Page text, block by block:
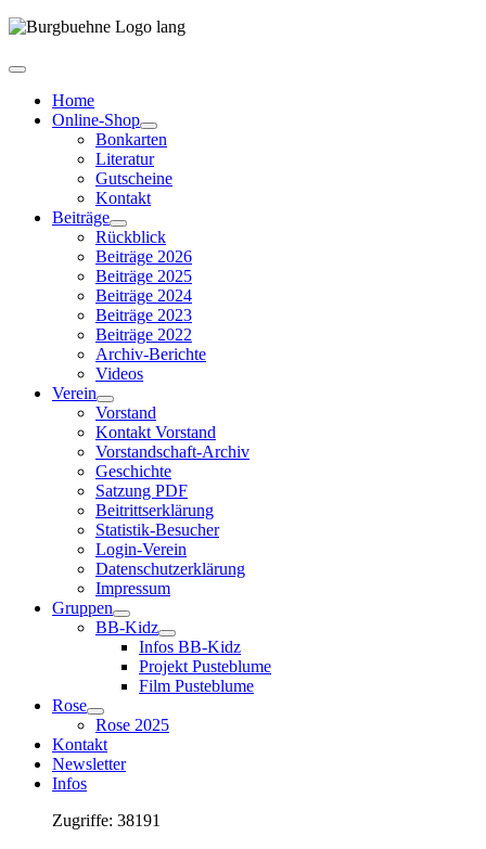
Home
Online-Shop
Bonkarten
Literatur
Gutscheine
Kontakt
Beiträge
Rückblick
Beiträge 2026
Beiträge 2025
Beiträge 2024
Beiträge 2023
Beiträge 2022
Archiv-Berichte
Videos
Verein
Vorstand
Kontakt Vorstand
Vorstandschaft-Archiv
Geschichte
Satzung PDF
Beitrittserklärung
Statistik-Besucher
Login-Verein
Datenschutzerklärung
Impressum
Gruppen
BB-Kidz
Infos BB-Kidz
Projekt Pusteblume
Film Pusteblume
Rose
Rose 2025
Kontakt
Newsletter
Infos
Zugriffe: 38191